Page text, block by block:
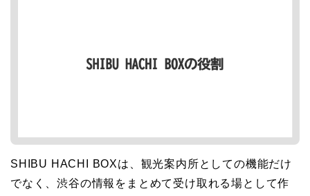
SHIBU HACHI BOXは、観光案内所としての機能だけ
でなく、渋谷の情報をまとめて受け取れる場として作